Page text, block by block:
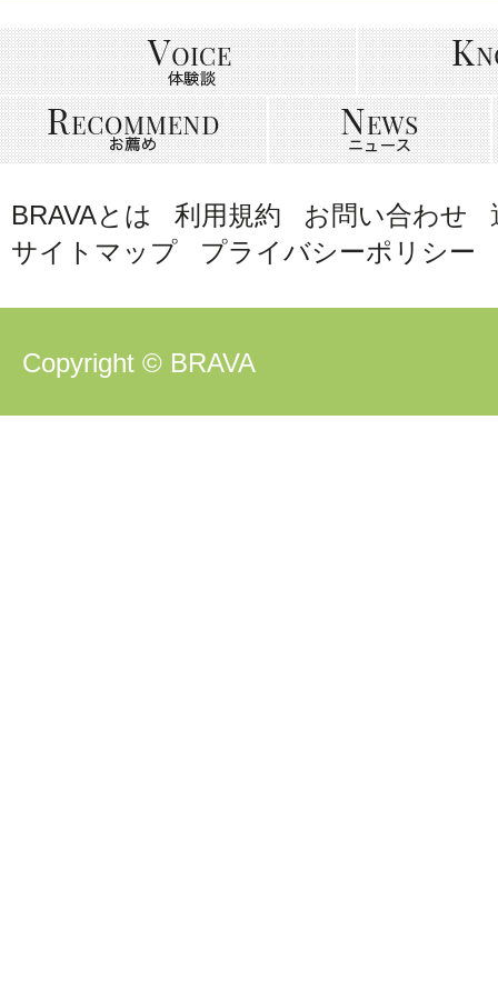
BRAVAとは 利用規約 お問い合わせ
サイトマップ
プライバシーポリシー
Copyright © BRAVA